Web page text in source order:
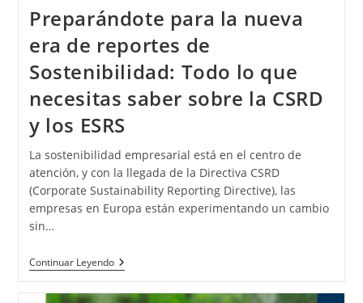
Preparándote para la nueva
era de reportes de
Sostenibilidad: Todo lo que
necesitas saber sobre la CSRD
y los ESRS
La sostenibilidad empresarial está en el centro de
atención, y con la llegada de la Directiva CSRD
(Corporate Sustainability Reporting Directive), las
empresas en Europa están experimentando un cambio
sin…
Continuar Leyendo